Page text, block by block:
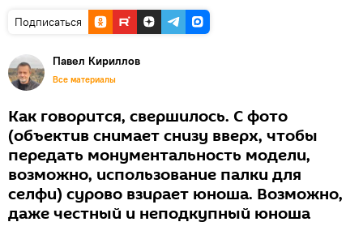
Подписаться
Павел Кириллов
Все материалы
Как говорится, свершилось. С фото
(объектив снимает снизу вверх, чтобы
передать монументальность модели,
возможно, использование палки для
селфи) сурово взирает юноша. Возможно,
даже честный и неподкупный юноша